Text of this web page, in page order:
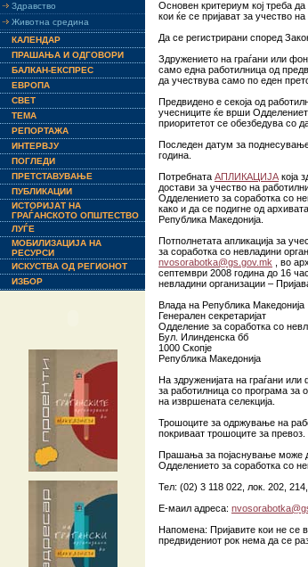
Здравство
Животна средина
КАЛЕНДАР
ПРАШАЊА И ОДГОВОРИ
БАЛКАН-ЕКСПРЕС
ЕВРОПА
СВЕТ
ТЕМА
РЕПОРТАЖА
ИНТЕРВЈУ
ПОГЛЕДИ
ПРЕТСТАВУВАЊЕ
ПУБЛИКАЦИИ
ИСТОРИЈАТ НА
ГРАЃАНСКОТО ОПШТЕСТВО
ЛУЃЕ
МОБИЛИЗАЦИЈА НА
РЕСУРСИ
ИСКУСТВА ОД РЕГИОНОТ
ИЗБОР
Основен критериум кој треба
кои ќе се пријават за учество
Да се регистрирани според
Здружението на граѓани или
само една работилница од
да учествува само по еден
Предвидено е секоја од
учесниците ќе врши
приоритетот се обезбедува со
Последен датум за
година.
Потребната АПЛИКАЦИЈА која
достави за учество на
Одделението за соработка со
како и да се подигне од
Република Македонија.
Потполнетата апликација за
за соработка со невладини
nvosorabotka@gs.gov.mk , во
септември 2008 година до 16
невладини организации –
Влада на Република Македонија
Генерален секретаријат
Одделение за соработка со
Бул. Илинденска бб
1000 Скопје
Република Македонија
На здруженијата на граѓани
за работилница со програма за
на извршената селекција.
Трошоците за одржување на
покриваат трошоците за превоз.
Прашања за појаснување може
Одделението за соработка со
Тел: (02) 3 118 022, лок. 202,
Е-маил адреса:
Напомена: Пријавите кои не се
предвидениот рок нема да се